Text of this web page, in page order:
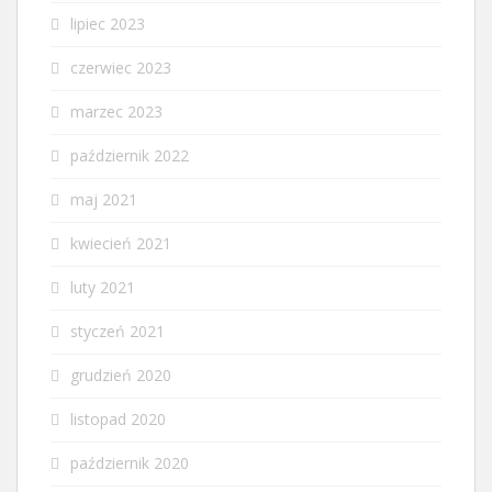
lipiec 2023
czerwiec 2023
marzec 2023
październik 2022
maj 2021
kwiecień 2021
luty 2021
styczeń 2021
grudzień 2020
listopad 2020
październik 2020